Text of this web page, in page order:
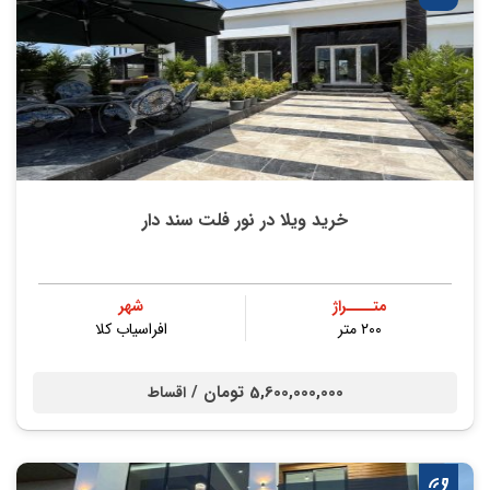
خرید ویلا در نور فلت سند دار
متــــراژ
۲۰۰ متر
شهر
افراسیاب کلا
5,600,000,000 تومان / اقساط